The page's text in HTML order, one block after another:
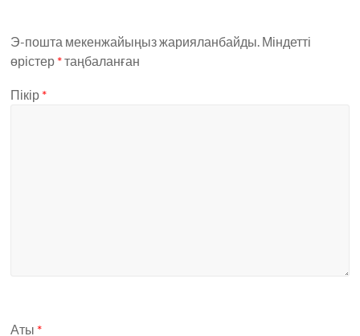
Э-пошта мекенжайыңыз жарияланбайды. Міндетті
өрістер *таңбаланған
Пікір *
Аты *